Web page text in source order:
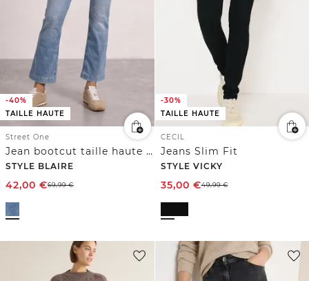
-40%
TAILLE HAUTE
Street One
Jean bootcut taille haute coupe slim
STYLE BLAIRE
42,00 €69,99€
-30%
TAILLE HAUTE
CECIL
Jeans Slim Fit
STYLE VICKY
35,00 €49,99€